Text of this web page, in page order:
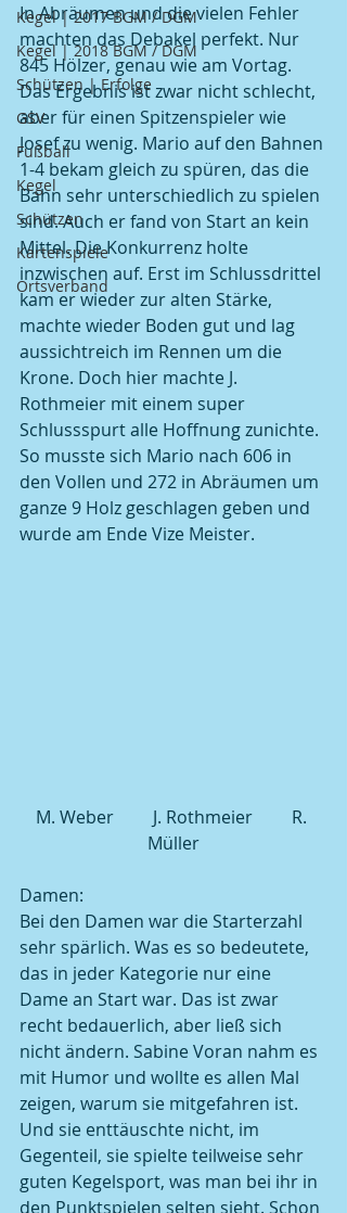
Kegel | 2017 BGM / DGM
Kegel | 2018 BGM / DGM
Schützen | Erfolge
GSV
Fußball
Kegel
Schützen
Kartenspiele
Ortsverband
In Abräumen und die vielen Fehler
machten das Debakel perfekt. Nur
845 Hölzer, genau wie am Vortag.
Das Ergebnis ist zwar nicht schlecht,
aber für einen Spitzenspieler wie
Josef zu wenig. Mario auf den Bahnen
1-4 bekam gleich zu spüren, das die
Bahn sehr unterschiedlich zu spielen
sind. Auch er fand von Start an kein
Mittel. Die Konkurrenz holte
inzwischen auf. Erst im Schlussdrittel
kam er wieder zur alten Stärke,
machte wieder Boden gut und lag
aussichtreich im Rennen um die
Krone. Doch hier machte J.
Rothmeier mit einem super
Schlussspurt alle Hoffnung zunichte.
So musste sich Mario nach 606 in
den Vollen und 272 in Abräumen um
ganze 9 Holz geschlagen geben und
wurde am Ende Vize Meister.
M. Weber         J. Rothmeier         R.
Müller
Damen:
Bei den Damen war die Starterzahl
sehr spärlich. Was es so bedeutete,
das in jeder Kategorie nur eine
Dame an Start war. Das ist zwar
recht bedauerlich, aber ließ sich
nicht ändern. Sabine Voran nahm es
mit Humor und wollte es allen Mal
zeigen, warum sie mitgefahren ist.
Und sie enttäuschte nicht, im
Gegenteil, sie spielte teilweise sehr
guten Kegelsport, was man bei ihr in
den Punktspielen selten sieht. Schon